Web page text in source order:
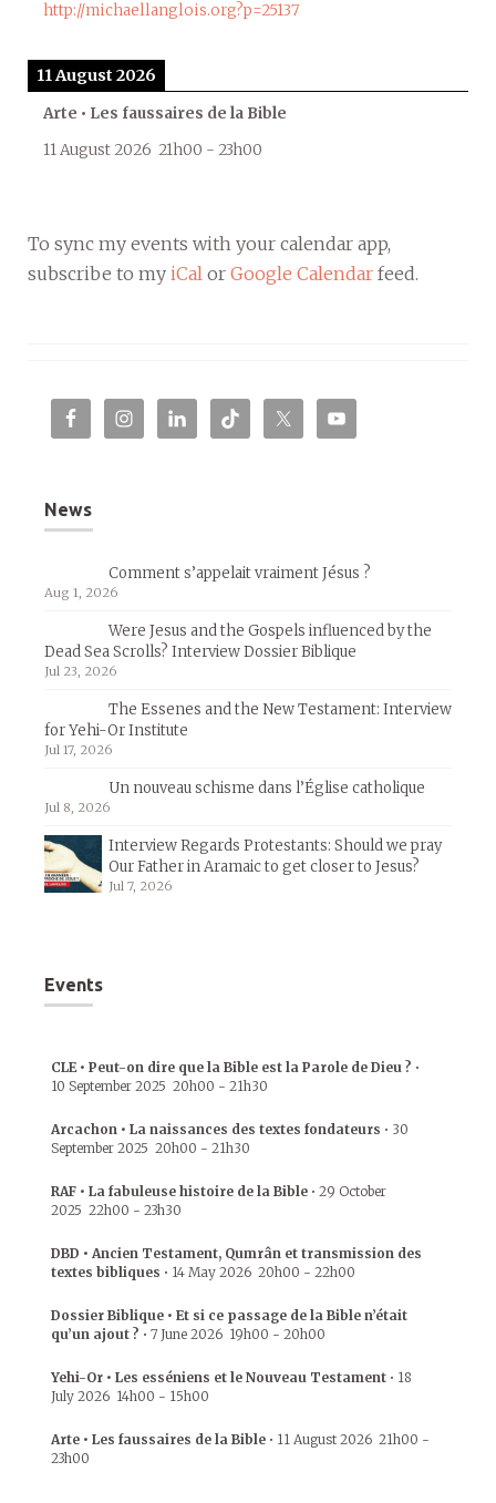
http://michaellanglois.org?p=25137
11 August 2026
Arte • Les faussaires de la Bible
11 August 2026 21h00 - 23h00
To sync my events with your calendar app,
subscribe to my iCal or Google Calendar feed.
News
Comment s’appelait vraiment Jésus ?
Aug 1, 2026
Were Jesus and the Gospels influenced by the
Dead Sea Scrolls? Interview Dossier Biblique
Jul 23, 2026
The Essenes and the New Testament: Interview
for Yehi-Or Institute
Jul 17, 2026
Un nouveau schisme dans l’Église catholique
Jul 8, 2026
Interview Regards Protestants: Should we pray
Our Father in Aramaic to get closer to Jesus?
Jul 7, 2026
Events
CLE • Peut-on dire que la Bible est la Parole de Dieu ? •
10 September 2025 20h00 - 21h30
Arcachon • La naissances des textes fondateurs • 30
September 2025 20h00 - 21h30
RAF • La fabuleuse histoire de la Bible • 29 October
2025 22h00 - 23h30
DBD • Ancien Testament, Qumrân et transmission des
textes bibliques • 14 May 2026 20h00 - 22h00
Dossier Biblique • Et si ce passage de la Bible n’était
qu’un ajout ? • 7 June 2026 19h00 - 20h00
Yehi-Or • Les esséniens et le Nouveau Testament • 18
July 2026 14h00 - 15h00
Arte • Les faussaires de la Bible • 11 August 2026 21h00 -
23h00